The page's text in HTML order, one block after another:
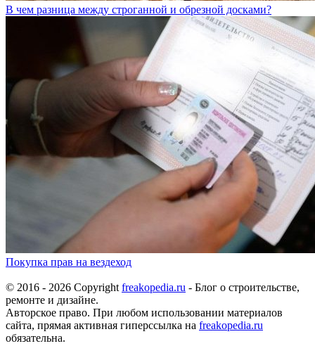
В чем разница между строганной и обрезной досками?
Покупка прав на вездеход
© 2016 - 2026 Copyrightfreakopedia.ru - Блог о строительстве,
ремонте и дизайне.
Авторское право. При любом использовании материалов
сайта, прямая активная гиперссылка на freakopedia.ru
обязательна.